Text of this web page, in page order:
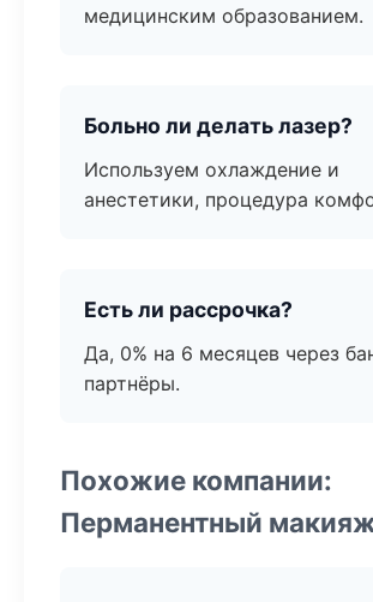
медицинским образованием.
Больно ли делать лазер?
Используем охлаждение и
анестетики, процедура
Есть ли рассрочка?
Да, 0% на 6 месяцев через
партнёры.
Похожие компании:
Перманентный